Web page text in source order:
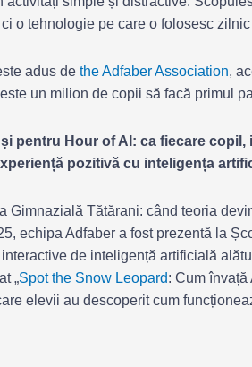
o tehnologie pe care o folosesc
adus de the Adfaber Association,
un milion de copii să facă primul
pentru Hour of AI: ca fiecare
pozitivă cu inteligența
Gimnazială Tătărani: când teoria
echipa Adfaber a fost prezentă la
de inteligență artificială
„Spot the Snow Leopard: Cum învață
elevii au descoperit cum